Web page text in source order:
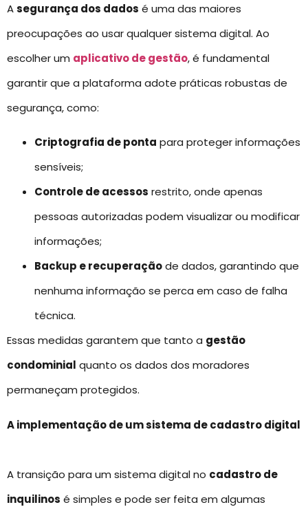
Asegurança dos dados é uma das maiores
preocupações ao usar qualquer sistema digital. Ao
escolher um aplicativo de gestão, é fundamental
garantir que a plataforma adote práticas robustas de
segurança, como:
Criptografia de ponta para proteger informações
sensíveis;
Controle de acessos restrito, onde apenas
pessoas autorizadas podem visualizar ou modificar
informações;
Backup e recuperaçãode dados, garantindo que
nenhuma informação se perca em caso de falha
técnica.
Essas medidas garantem que tanto a gestão
condominial quanto os dados dos moradores
permaneçam protegidos.
A implementação de um sistema de cadastro digital
A transição para um sistema digital no cadastro de
inquilinos é simples e pode ser feita em algumas